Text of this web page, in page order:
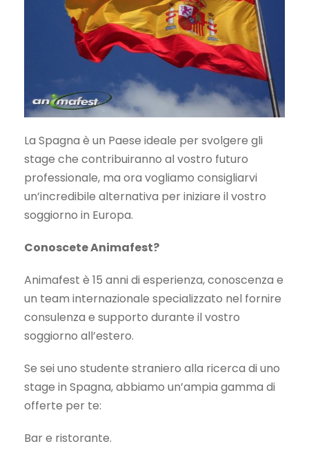
La Spagna è un Paese ideale per svolgere gli
stage che contribuiranno al vostro futuro
professionale, ma ora vogliamo consigliarvi
un’incredibile alternativa per iniziare il vostro
soggiorno in Europa.
Conoscete Animafest?
Animafest è 15 anni di esperienza, conoscenza e
un team internazionale specializzato nel fornire
consulenza e supporto durante il vostro
soggiorno all’estero.
Se sei uno studente straniero alla ricerca di uno
stage in Spagna, abbiamo un’ampia gamma di
offerte per te:
Bar e ristorante.